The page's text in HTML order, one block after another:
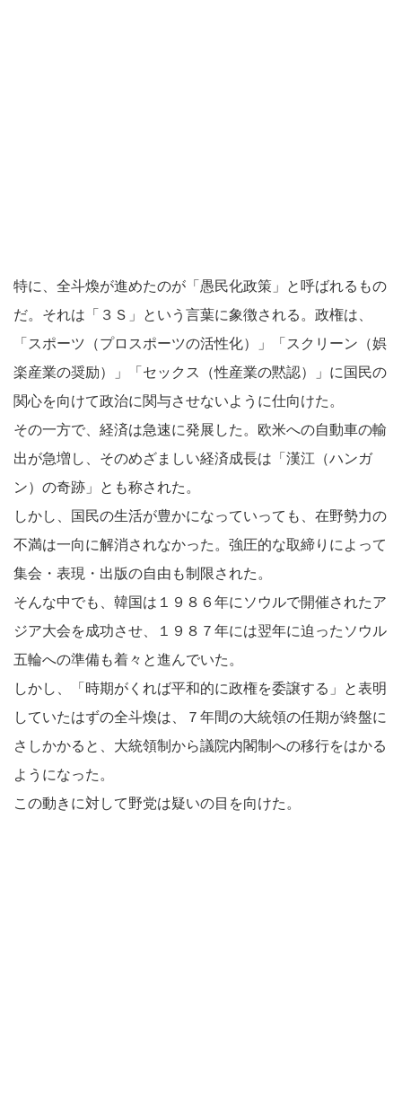
特に、全斗煥が進めたのが「愚民化政策」と呼ばれるもの
だ。それは「３Ｓ」という言葉に象徴される。政権は、
「スポーツ（プロスポーツの活性化）」「スクリーン（娯
楽産業の奨励）」「セックス（性産業の黙認）」に国民の
関心を向けて政治に関与させないように仕向けた。
その一方で、経済は急速に発展した。欧米への自動車の輸
出が急増し、そのめざましい経済成長は「漢江（ハンガ
ン）の奇跡」とも称された。
しかし、国民の生活が豊かになっていっても、在野勢力の
不満は一向に解消されなかった。強圧的な取締りによって
集会・表現・出版の自由も制限された。
そんな中でも、韓国は１９８６年にソウルで開催されたア
ジア大会を成功させ、１９８７年には翌年に迫ったソウル
五輪への準備も着々と進んでいた。
しかし、「時期がくれば平和的に政権を委譲する」と表明
していたはずの全斗煥は、７年間の大統領の任期が終盤に
さしかかると、大統領制から議院内閣制への移行をはかる
ようになった。
この動きに対して野党は疑いの目を向けた。